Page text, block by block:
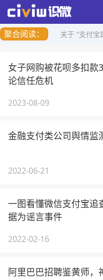
聚合阅读：
关于 “支付宝
女子网购被花呗多扣款
论信任危机
2023-08-09
金融支付类公司舆情监
2022-06-21
一图看懂微信支付宝追
据为谣言事件
2022-02-16
阿里巴巴招聘鉴黄师，